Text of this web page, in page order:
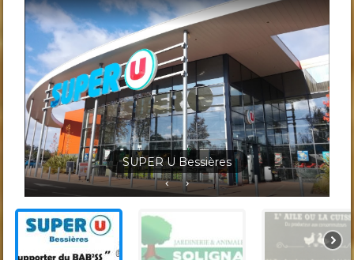
Jardineris Solignac Bessières